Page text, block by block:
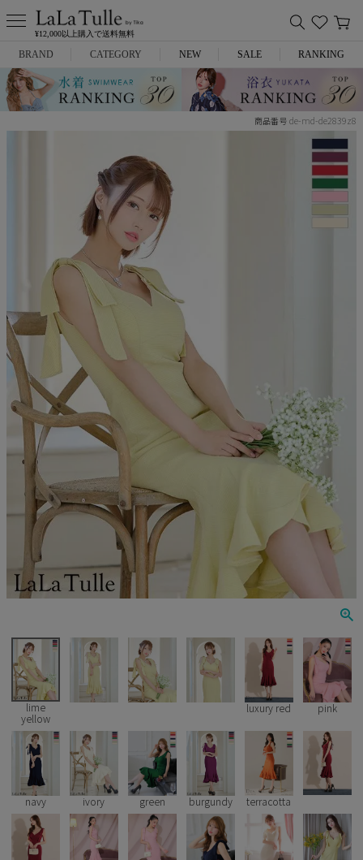
¥12,000以上購入で送料無料
BRAND
Anella
ANGEL R
Veautt
PURESS
Andy
GLAMOROUS
IRMA
JENNNY
COMEX
Rechercher
Pleaser
CATEGORY
ミニドレス
アウター
バッグ
ランジェリー
コスプレ
浴衣
NEW SALE RANKING
商品番号 de-md-de2839z8
lime
yellow
luxury red pink
navy ivory green burgundy terracotta